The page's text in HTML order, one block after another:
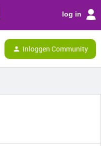
log in
Inloggen Community